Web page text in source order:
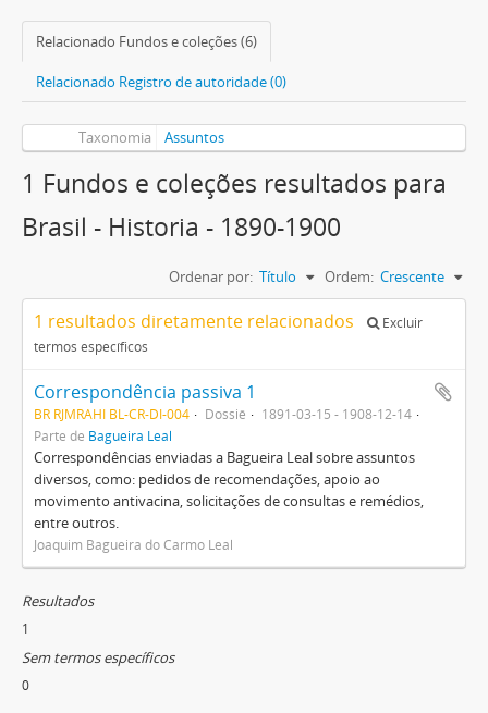
Relacionado Fundos e coleções (6)
Relacionado Registro de autoridade (0)
Taxonomia Assuntos
1 Fundos e coleções resultados para
Brasil - Historia - 1890-1900
Ordenar por: Título Ordem: Crescente
1 resultados diretamente relacionados
Excluir
termos específicos
Correspondência passiva 1
BR RJMRAHI BL-CR-DI-004 Dossiê
1891-03-15 - 1908-12-14
Parte de Bagueira Leal
Correspondências enviadas a Bagueira Leal sobre assuntos
diversos, como: pedidos de recomendações, apoio ao
movimento antivacina, solicitações de consultas e remédios,
entre outros.
Joaquim Bagueira do Carmo Leal
Resultados
1
Sem termos específicos
0